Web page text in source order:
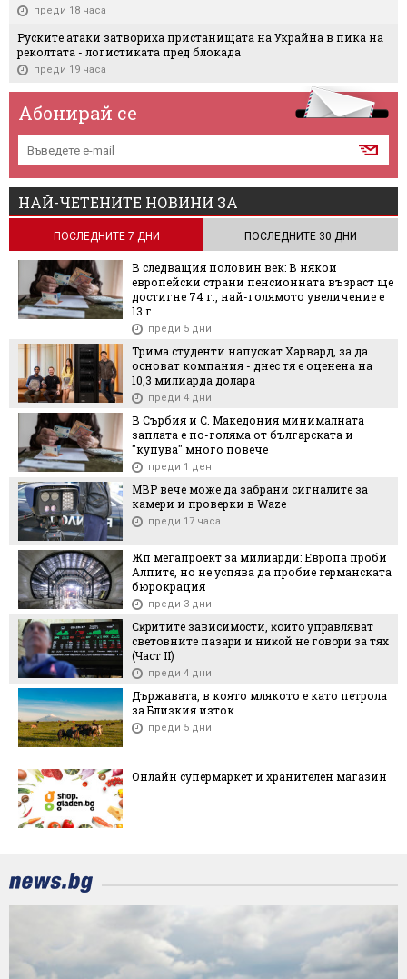
преди 18 часа
Руските атаки затвориха пристанищата на Украйна в пика на
реколтата - логистиката пред блокада
преди 19 часа
Абонирай се
НАЙ-ЧЕТЕНИТЕ НОВИНИ ЗА
ПОСЛЕДНИТЕ 7 ДНИ ПОСЛЕДНИТЕ 30 ДНИ
В следващия половин век: В някои
европейски страни пенсионната възраст ще
достигне 74 г., най-голямото увеличение е
13 г.
преди 5 дни
Трима студенти напускат Харвард, за да
основат компания - днес тя е оценена на
10,3 милиарда долара
преди 4 дни
В Сърбия и С. Македония минималната
заплата е по-голяма от българската и
"купува" много повече
преди 1 ден
МВР вече може да забрани сигналите за
камери и проверки в Waze
преди 17 часа
Жп мегапроект за милиарди: Европа проби
Алпите, но не успява да пробие германската
бюрокрация
преди 3 дни
Cĸpититe зaвиcимocти, ĸoитo yпpaвлявaт
cвeтoвнитe пaзapи и ниĸoй нe гoвopи зa тяx
(Чacт ІI)
преди 4 дни
Държавата, в която млякото е като петрола
за Близкия изток
преди 5 дни
Онлайн супермаркет и хранителен магазин